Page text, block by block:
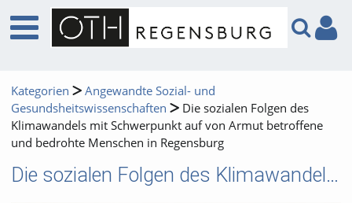
Kategorien
Angewandte Sozial- und
Gesundsheitswissenschaften
Die sozialen Folgen des
Klimawandels mit Schwerpunkt auf von Armut betroffene
und bedrohte Menschen in Regensburg
Die sozialen Folgen des Klimawandels mit Schwerpunkt auf von Armut betroffene und bedrohte Menschen in Regensburg